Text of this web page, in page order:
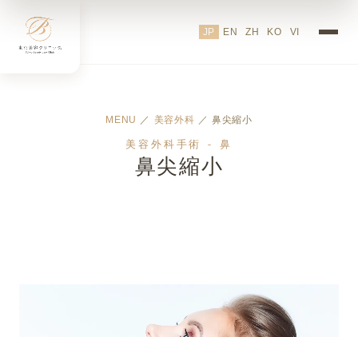
JP EN ZH KO VI
MENU ／ 美容外科 ／ 鼻尖縮小
美容外科手術 - 鼻
鼻尖縮小